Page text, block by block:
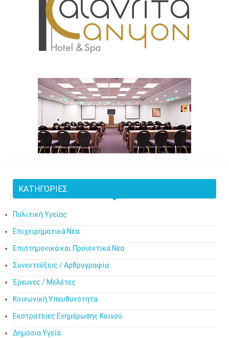
ΚΑΤΗΓΟΡΊΕΣ
Πολιτική Υγείας
Επιχειρηματικά Νέα
Επιστημονικά και Προϊοντικά Νέα
Συνεντεύξεις / Αρθρογραφία
Έρευνες / Μελέτες
Κοινωνική Υπευθυνότητα
Εκστρατείες Ενημέρωσης Κοινού
Δημόσια Υγεία